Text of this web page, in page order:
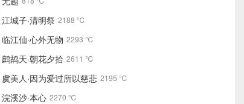
江城子·清明祭 2188 ℃
临江仙·心外无物‌ 2293 ℃
鹧鸪天·朝花夕拾 2611 ℃
虞美人·因为爱过所以慈悲 2195 ℃
浣溪沙·本心 2270 ℃